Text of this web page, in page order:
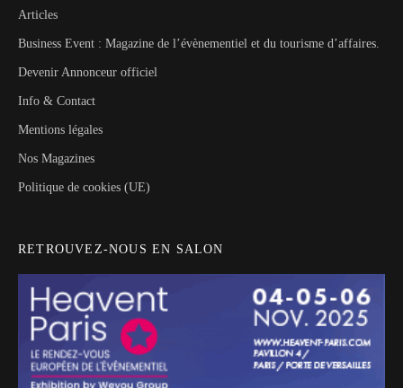
Articles
Business Event : Magazine de l’évènementiel et du tourisme d’affaires.
Devenir Annonceur officiel
Info & Contact
Mentions légales
Nos Magazines
Politique de cookies (UE)
RETROUVEZ-NOUS EN SALON